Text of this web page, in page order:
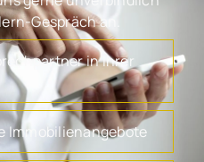
Gespräch an.
in Ihrer
Immobilienangebote